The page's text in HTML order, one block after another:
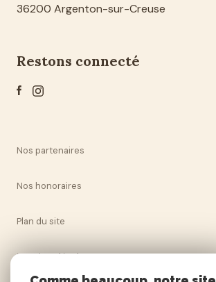
36200 Argenton-sur-Creuse
restons connecté
Nos partenaires
Nos honoraires
Plan du site
Mentions légales